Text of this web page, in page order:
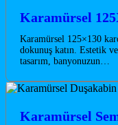
Karamürsel
Karamürsel 125×130
dokunuş katın. Estetik
tasarım, banyonuzun…
Karamürsel